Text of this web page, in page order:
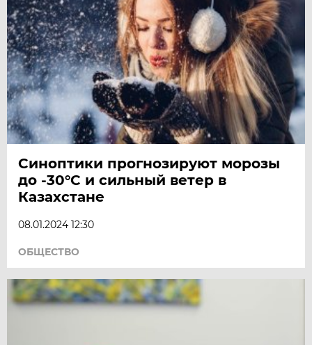
Синоптики прогнозируют морозы
до -30°C и сильный ветер в
Казахстане
08.01.2024 12:30
ОБЩЕСТВО